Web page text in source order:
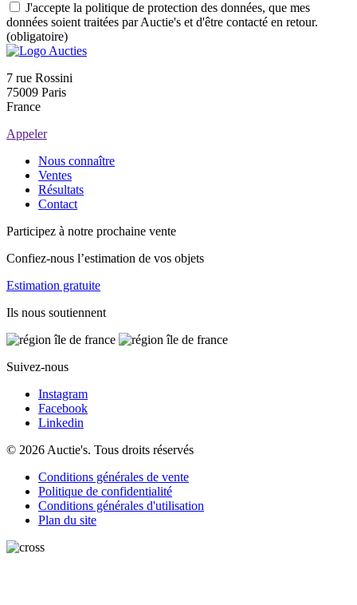
J'accepte la politique de protection des données, que mes
données soient traitées par Auctie's et d'être contacté en retour.
(obligatoire)
7 rue Rossini
75009 Paris
France
Appeler
Nous connaître
Ventes
Résultats
Contact
Participez à notre prochaine vente
Confiez-nous l’estimation de vos objets
Estimation gratuite
Ils nous soutiennent
Suivez-nous
Instagram
Facebook
Linkedin
© 2026 Auctie's. Tous droits réservés
Conditions générales de vente
Politique de confidentialité
Conditions générales d'utilisation
Plan du site